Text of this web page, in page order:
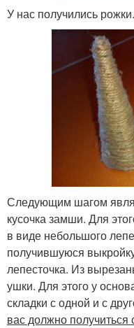
У нас получились рожки.
Следующим шагом
кусочка замши. Для
в виде небольшого
получившуюся
лепесточка. Из
ушки. Для этого у
складки с одной и с
вас должно